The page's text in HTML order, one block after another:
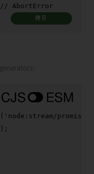
// AbortError
拷贝
( 'node:stream/promises'
);